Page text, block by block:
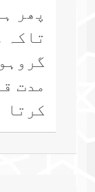
پھر
تاکہ
مدت
کرتا